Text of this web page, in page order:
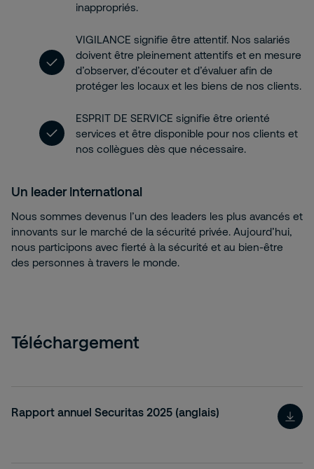
inappropriés.
VIGILANCE signifie être attentif. Nos salariés
doivent être pleinement attentifs et en mesure
d’observer, d’écouter et d’évaluer afin de
protéger les locaux et les biens de nos clients.
ESPRIT DE SERVICE signifie être orienté
services et être disponible pour nos clients et
nos collègues dès que nécessaire.
Un leader international
Nous sommes devenus l’un des leaders les plus avancés et
innovants sur le marché de la sécurité privée. Aujourd’hui,
nous participons avec fierté à la sécurité et au bien-être
des personnes à travers le monde.
Téléchargement
Rapport annuel Securitas 2025 (anglais)